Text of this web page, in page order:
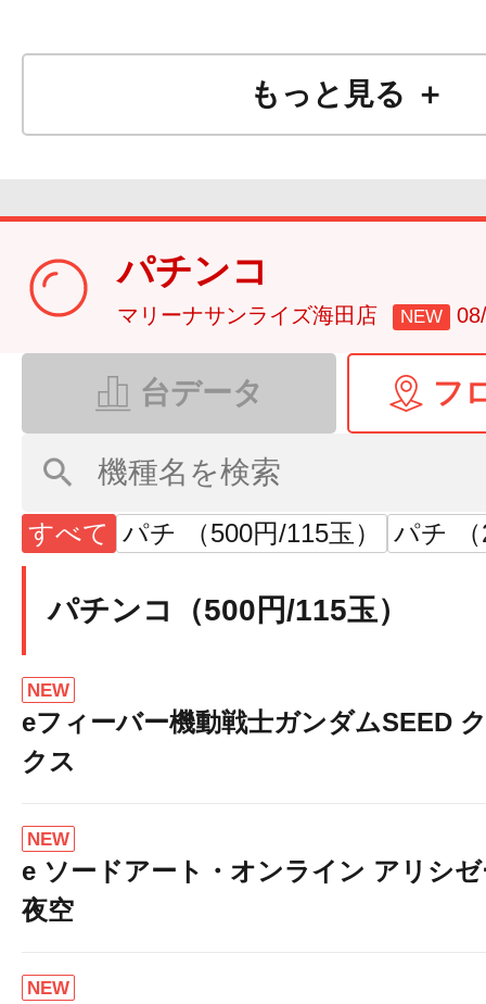
もっと見る ＋
パチンコ
マリーナサンライズ海田店 NEW
台データ フ
すべて パチ （500円/115玉） パチ
パチンコ（500円/115玉）
NEW
eフィーバー機動戦士ガンダムSEED
クス
NEW
e ソードアート・オンライン アリシ
夜空
NEW